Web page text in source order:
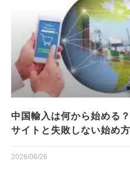
中国輸入は何から始める
サイトと失敗しない始め方
2026/06/26